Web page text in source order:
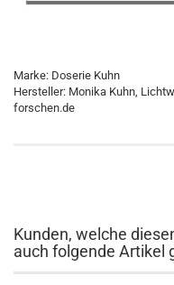
Marke: Doserie Kuhn
Hersteller: Monika Kuhn,
forschen.de
Kunden, welche
auch folgende Artikel